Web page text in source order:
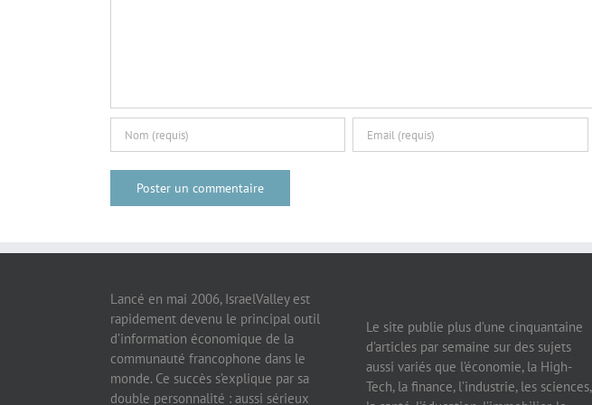
Lancé en mai 2006, IsraelValley est
rapidement devenu le principal outil
d’information économique de la
communauté francophone dans le
monde. Ce succès s’explique par sa
double personnalité : aussi sérieux
Le site publie plus d’une cinquantaine
d’articles par semaine sur des sujets
aussi variés que l’économie, la High-
Tech, la finance, l’industrie, les sciences,